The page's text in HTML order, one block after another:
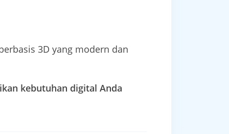
3D yang modern dan
kebutuhan digital Anda